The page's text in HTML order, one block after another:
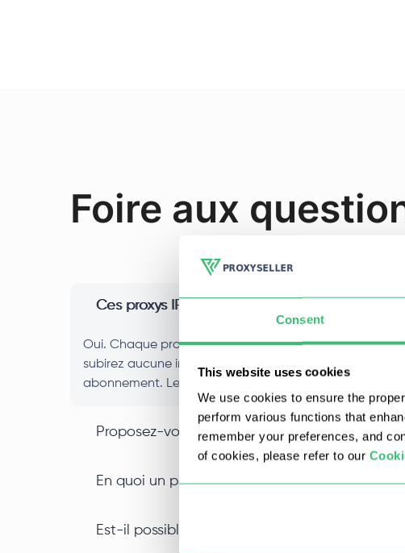
Consent
This website uses cookies
We use cookies to ensure the
perform various functions that
remember your preferences, and
of cookies, please refer to our
Foire aux
Ces proxys IPv4 privés sont-ils réservés à un
Oui. Chaque proxy IPv4 que vous achetez est
subirez aucune interférence due à l'activité d'autres
abonnement. Les performances restent constantes,
Proposez-vous la prise en charge des proxys
En quoi un proxy de centre de données IPv4
Est-il possible d'acheter des proxys IPv4 en